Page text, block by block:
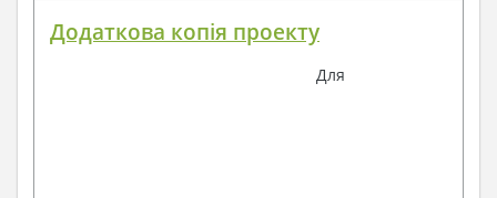
Додаткова копія проекту
Для